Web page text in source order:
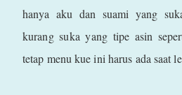
hanya aku dan suami yang
kurang suka yang tipe asin
tetap menu kue ini harus ada saat